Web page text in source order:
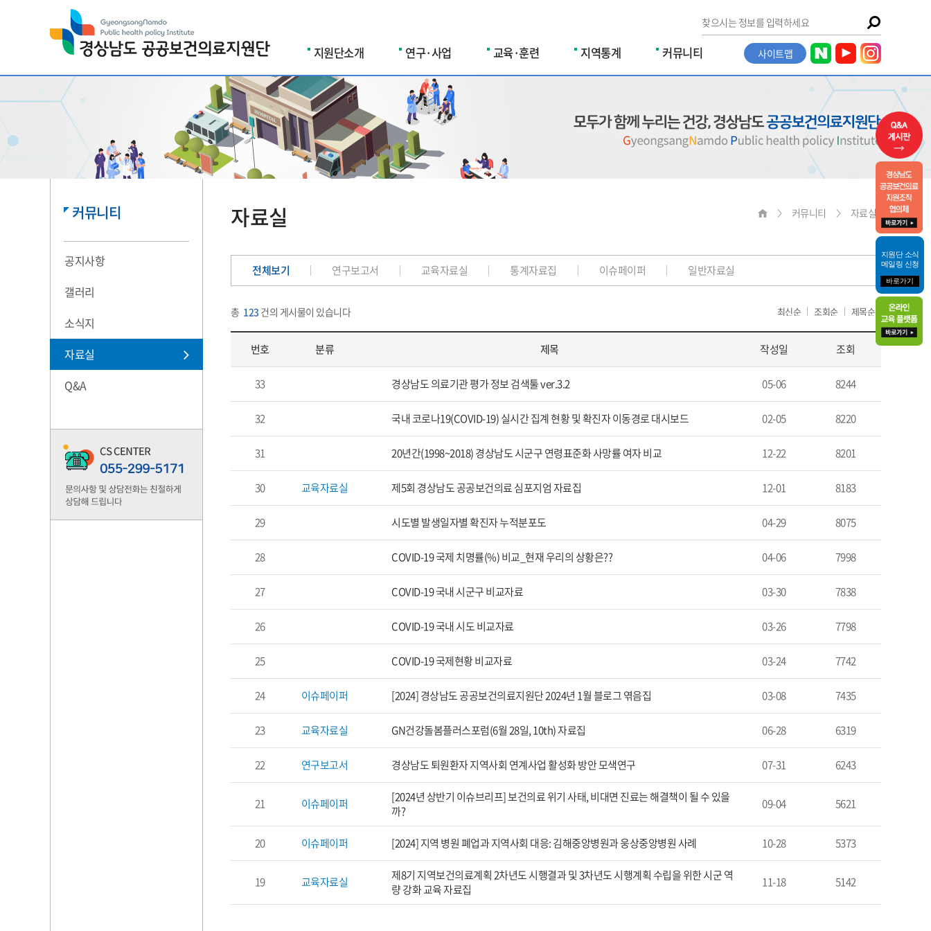
지원단소개 연구·사업 교육·훈련 지역통계 커뮤니티 사이트맵
커뮤니티
공지사항
갤러리
소식지
자료실
Q&A
자료실 커뮤니티 자료실
전체보기 연구보고서 교육자료실 통계자료집 이슈페이퍼 일반자료실
총 123건의 게시물이 있습니다 최신순 조회순 제목순
번호 분류 제목 작성일 조회
33 경상남도 의료기관 평가 정보 검색툴 ver.3.2 05-06 8244
32 국내 코로나19(COVID-19) 실시간 집계 현황 및 확진자 이동경로 대시보드 02-05 8220
31 20년간(1998~2018) 경상남도 시군구 연령표준화 사망률 여자 비교 12-22 8201
30 교육자료실 제5회 경상남도 공공보건의료 심포지엄 자료집 12-01 8183
29 시도별 발생일자별 확진자 누적분포도 04-29 8075
28 COVID-19 국제 치명률(%) 비교_현재 우리의 상황은?? 04-06 7998
27 COVID-19 국내 시군구 비교자료 03-30 7838
26 COVID-19 국내 시도 비교자료 03-26 7798
25 COVID-19 국제현황 비교자료 03-24 7742
24 이슈페이퍼 [2024] 경상남도 공공보건의료지원단 2024년 1월 블로그 엮음집 03-08 7435
23 교육자료실 GN건강돌봄플러스포럼(6월 28일, 10th) 자료집 06-28 6319
22 연구보고서 경상남도 퇴원환자 지역사회 연계사업 활성화 방안 모색연구 07-31 6243
21 이슈페이퍼
[2024년 상반기 이슈브리프] 보건의료 위기 사태, 비대면 진료는 해결책이 될 수 있을
까?
09-04 5621
20 이슈페이퍼 [2024] 지역 병원 폐업과 지역사회 대응: 김해중앙병원과 웅상중앙병원 사례 10-28 5373
19 교육자료실
제8기 지역보건의료계획 2차년도 시행결과 및 3차년도 시행계획 수립을 위한 시군 역
량 강화 교육 자료집
11-18 5142
열린
페이지
지원단 소식
메일링 신청
바로가기